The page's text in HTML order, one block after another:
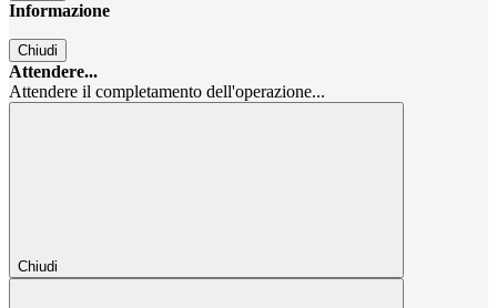
Informazione
Chiudi
Attendere...
Attendere il completamento dell'operazione...
Chiudi